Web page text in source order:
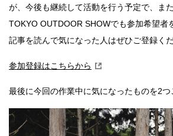
が、今後も継続して活動を行う予定で、ま
TOKYO OUTDOOR SHOWでも参加希望者
記事を読んで気になった人はぜひご登録くだ
参加登録はこちらから
最後に今回の作業中に気になったものを2つ